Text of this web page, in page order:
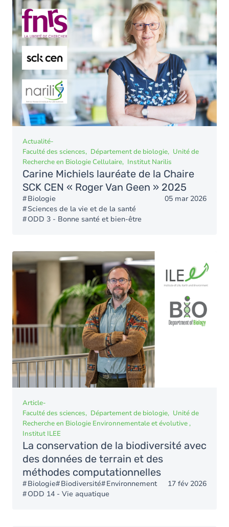
Actualité-
Faculté des sciences
Département de biologie
Unité de
Recherche en Biologie Cellulaire
Institut Narilis
Carine Michiels lauréate de la Chaire
SCK CEN « Roger Van Geen » 2025
Biologie
Sciences de la vie et de la santé
ODD 3 - Bonne santé et bien-être
05 mar 2026
Article-
Faculté des sciences
Département de biologie
Unité de
Recherche en Biologie Environnementale et évolutive
Institut ILEE
La conservation de la biodiversité avec
des données de terrain et des
méthodes computationnelles
Biologie Biodiversité Environnement
ODD 14 - Vie aquatique
17 fév 2026